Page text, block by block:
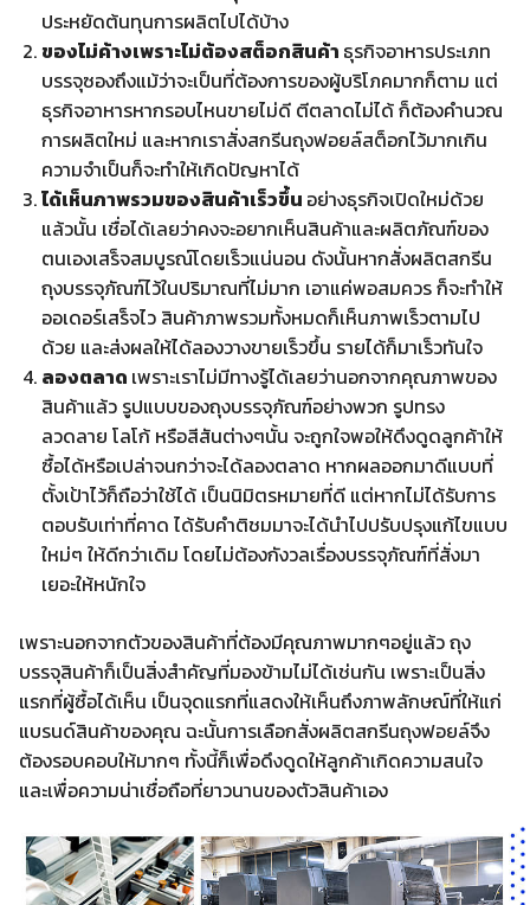
ประหยัดต้นทุนการผลิตไปได้บ้าง
ของไม่ค้างเพราะไม่ต้องสต็อกสินค้า ธุรกิจอาหารประเภท
บรรจุซองถึงแม้ว่าจะเป็นที่ต้องการของผู้บริโภคมากก็ตาม แต่
ธุรกิจอาหารหากรอบไหนขายไม่ดี ตีตลาดไม่ได้ ก็ต้องคำนวณ
การผลิตใหม่ และหากเราสั่งสกรีนถุงฟอยล์สต็อกไว้มากเกิน
ความจำเป็นก็จะทำให้เกิดปัญหาได้
ได้เห็นภาพรวมของสินค้าเร็วขึ้น อย่างธุรกิจเปิดใหม่ด้วย
แล้วนั้น เชื่อได้เลยว่าคงจะอยากเห็นสินค้าและผลิตภัณฑ์ของ
ตนเองเสร็จสมบูรณ์โดยเร็วแน่นอน ดังนั้นหากสั่งผลิตสกรีน
ถุงบรรจุภัณฑ์ไว้ในปริมาณที่ไม่มาก เอาแค่พอสมควร ก็จะทำให้
ออเดอร์เสร็จไว สินค้าภาพรวมทั้งหมดก็เห็นภาพเร็วตามไป
ด้วย และส่งผลให้ได้ลองวางขายเร็วขึ้น รายได้ก็มาเร็วทันใจ
ลองตลาด เพราะเราไม่มีทางรู้ได้เลยว่านอกจากคุณภาพของ
สินค้าแล้ว รูปแบบของถุงบรรจุภัณฑ์อย่างพวก รูปทรง
ลวดลาย โลโก้ หรือสีสันต่างๆนั้น จะถูกใจพอให้ดึงดูดลูกค้าให้
ซื้อได้หรือเปล่าจนกว่าจะได้ลองตลาด หากผลออกมาดีแบบที่
ตั้งเป้าไว้ก็ถือว่าใช้ได้ เป็นนิมิตรหมายที่ดี แต่หากไม่ได้รับการ
ตอบรับเท่าที่คาด ได้รับคำติชมมาจะได้นำไปปรับปรุงแก้ไขแบบ
ใหม่ๆ ให้ดีกว่าเดิม โดยไม่ต้องกังวลเรื่องบรรจุภัณฑ์ที่สั่งมา
เยอะให้หนักใจ
เพราะนอกจากตัวของสินค้าที่ต้องมีคุณภาพมากๆอยู่แล้ว ถุง
บรรจุสินค้าก็เป็นสิ่งสำคัญที่มองข้ามไม่ได้เช่นกัน เพราะเป็นสิ่ง
แรกที่ผู้ซื้อได้เห็น เป็นจุดแรกที่แสดงให้เห็นถึงภาพลักษณ์ที่ให้แก่
แบรนด์สินค้าของคุณ ฉะนั้นการเลือกสั่งผลิตสกรีนถุงฟอยล์จึง
ต้องรอบคอบให้มากๆ ทั้งนี้ก็เพื่อดึงดูดให้ลูกค้าเกิดความสนใจ
และเพื่อความน่าเชื่อถือที่ยาวนานของตัวสินค้าเอง